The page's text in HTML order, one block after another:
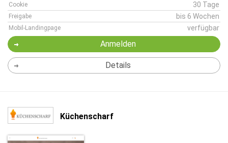
Cookie 30 Tage
Freigabe bis 6 Wochen
Mobil-Landingpage verfügbar
Anmelden
Details
Küchenscharf